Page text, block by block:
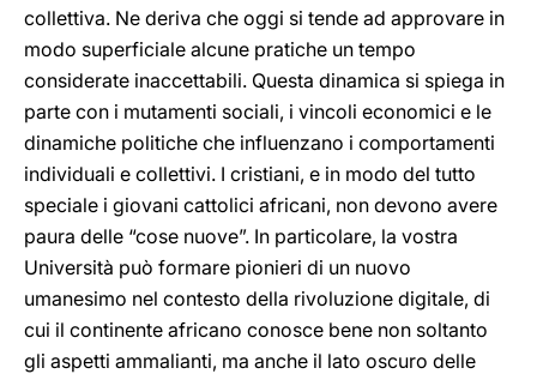
collettiva. Ne deriva che oggi si tende ad approvare in
modo superficiale alcune pratiche un tempo
considerate inaccettabili. Questa dinamica si spiega in
parte con i mutamenti sociali, i vincoli economici e le
dinamiche politiche che influenzano i comportamenti
individuali e collettivi. I cristiani, e in modo del tutto
speciale i giovani cattolici africani, non devono avere
paura delle “cose nuove”. In particolare, la vostra
Università può formare pionieri di un nuovo
umanesimo nel contesto della rivoluzione digitale, di
cui il continente africano conosce bene non soltanto
gli aspetti ammalianti, ma anche il lato oscuro delle